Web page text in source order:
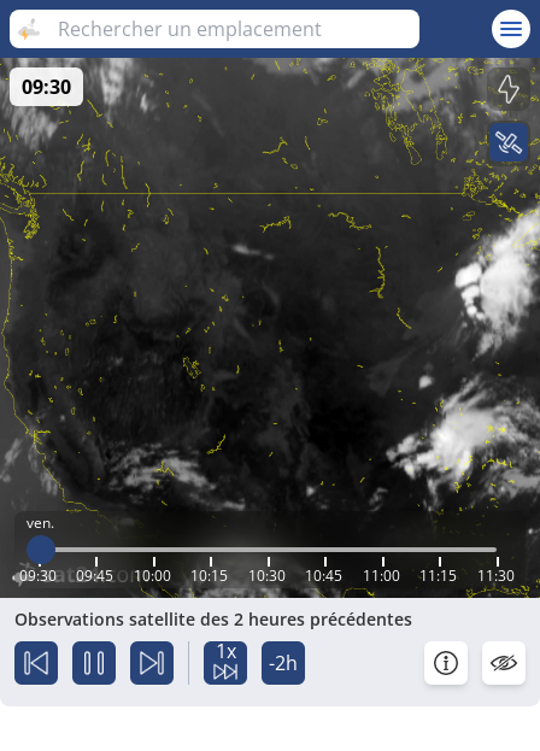
ven.
09:30 09:45 10:00 10:15 10:30 10:45 11:00 11:15 11:30
09:30
Observations satellite des 2 heures précédentes
1x -2h